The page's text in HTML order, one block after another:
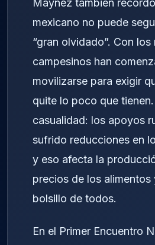
Máynez también
mexicano no puede
“gran olvidado”. Con
campesinos han
movilizarse para exigir
quite lo poco que
casualidad: los apoyos
sufrido reducciones en
y eso afecta la
precios de los alimentos
bolsillo de todos.
En el Primer Encuentro